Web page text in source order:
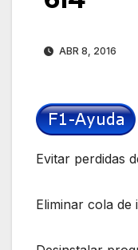
ABR 8, 2016
Evitar perdidas
Eliminar cola de